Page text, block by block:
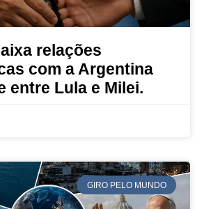
relações
com a Argentina
entre Lula e Milei.
GIRO PELO MUNDO